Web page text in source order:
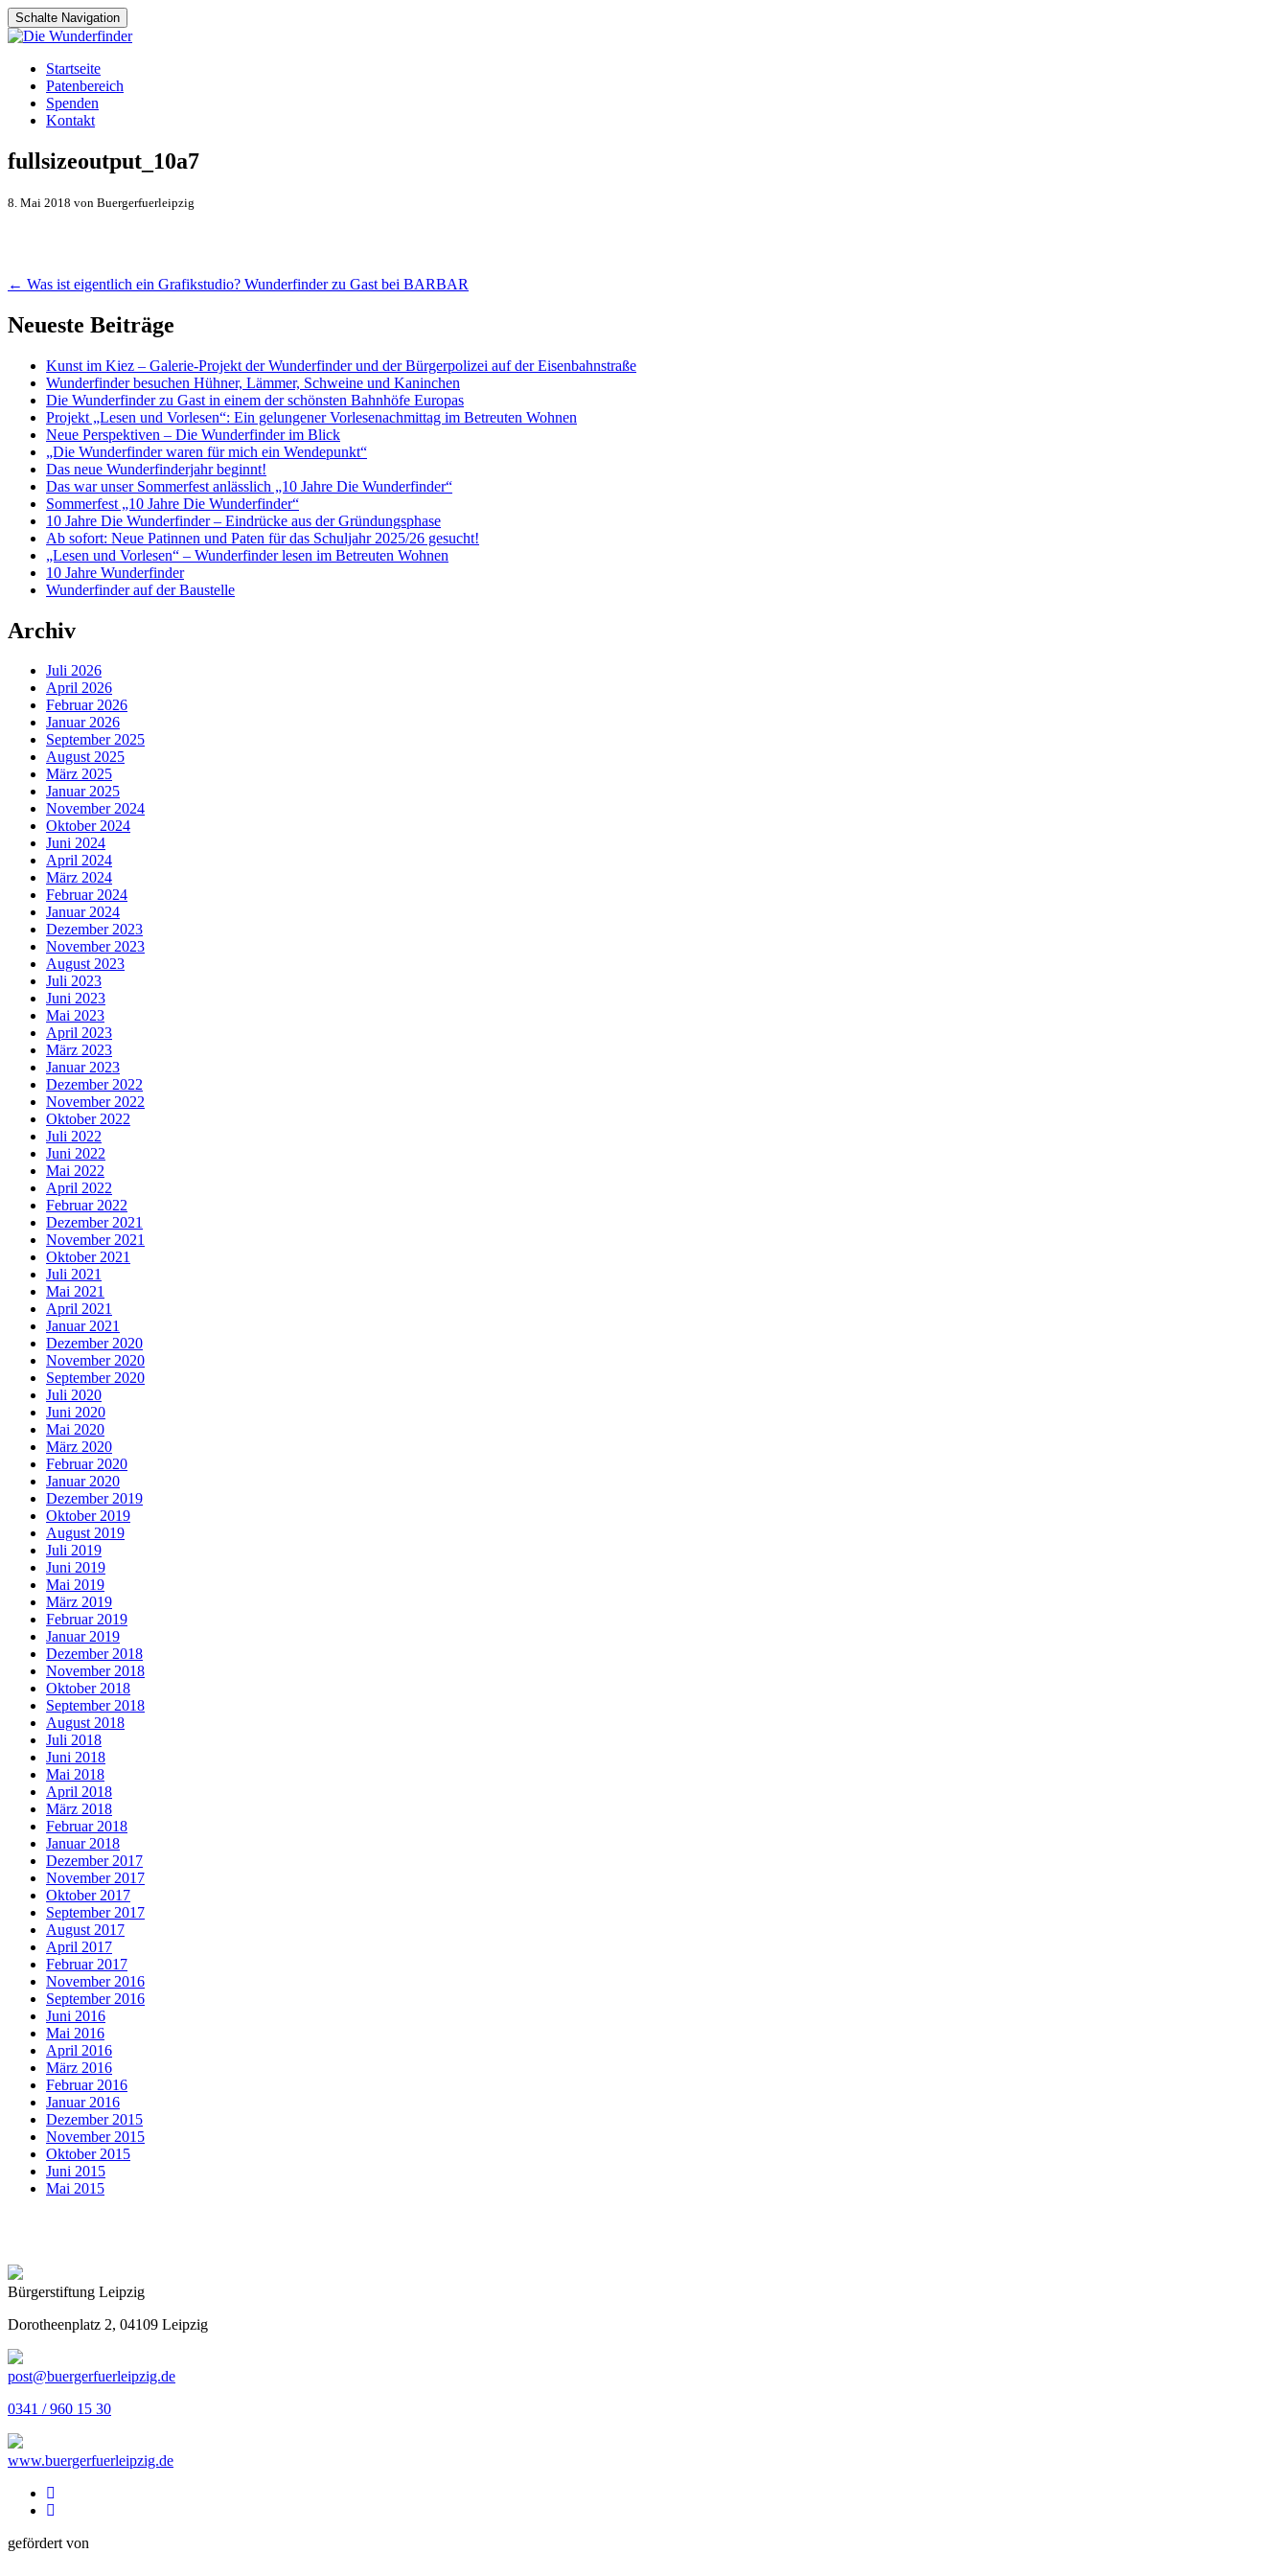
Schalte Navigation
Zum
Inhalt
springen
Startseite
Patenbereich
Spenden
Kontakt
fullsizeoutput_10a7
8. Mai 2018 von Buergerfuerleipzig
Artikel-
Navigation
← Was ist eigentlich ein Grafikstudio? Wunderfinder zu Gast bei BARBAR
Neueste Beiträge
Kunst im Kiez – Galerie-Projekt der Wunderfinder und der Bürgerpolizei auf der Eisenbahnstraße
Wunderfinder besuchen Hühner, Lämmer, Schweine und Kaninchen
Die Wunderfinder zu Gast in einem der schönsten Bahnhöfe Europas
Projekt „Lesen und Vorlesen“: Ein gelungener Vorlesenachmittag im Betreuten Wohnen
Neue Perspektiven – Die Wunderfinder im Blick
„Die Wunderfinder waren für mich ein Wendepunkt“
Das neue Wunderfinderjahr beginnt!
Das war unser Sommerfest anlässlich „10 Jahre Die Wunderfinder“
Sommerfest „10 Jahre Die Wunderfinder“
10 Jahre Die Wunderfinder – Eindrücke aus der Gründungsphase
Ab sofort: Neue Patinnen und Paten für das Schuljahr 2025/26 gesucht!
„Lesen und Vorlesen“ – Wunderfinder lesen im Betreuten Wohnen
10 Jahre Wunderfinder
Wunderfinder auf der Baustelle
Archiv
Juli 2026
April 2026
Februar 2026
Januar 2026
September 2025
August 2025
März 2025
Januar 2025
November 2024
Oktober 2024
Juni 2024
April 2024
März 2024
Februar 2024
Januar 2024
Dezember 2023
November 2023
August 2023
Juli 2023
Juni 2023
Mai 2023
April 2023
März 2023
Januar 2023
Dezember 2022
November 2022
Oktober 2022
Juli 2022
Juni 2022
Mai 2022
April 2022
Februar 2022
Dezember 2021
November 2021
Oktober 2021
Juli 2021
Mai 2021
April 2021
Januar 2021
Dezember 2020
November 2020
September 2020
Juli 2020
Juni 2020
Mai 2020
März 2020
Februar 2020
Januar 2020
Dezember 2019
Oktober 2019
August 2019
Juli 2019
Juni 2019
Mai 2019
März 2019
Februar 2019
Januar 2019
Dezember 2018
November 2018
Oktober 2018
September 2018
August 2018
Juli 2018
Juni 2018
Mai 2018
April 2018
März 2018
Februar 2018
Januar 2018
Dezember 2017
November 2017
Oktober 2017
September 2017
August 2017
April 2017
Februar 2017
November 2016
September 2016
Juni 2016
Mai 2016
April 2016
März 2016
Februar 2016
Januar 2016
Dezember 2015
November 2015
Oktober 2015
Juni 2015
Mai 2015
Bürgerstiftung Leipzig
Dorotheenplatz 2, 04109 Leipzig
post@buergerfuerleipzig.de
0341 / 960 15 30
www.buergerfuerleipzig.de
gefördert von